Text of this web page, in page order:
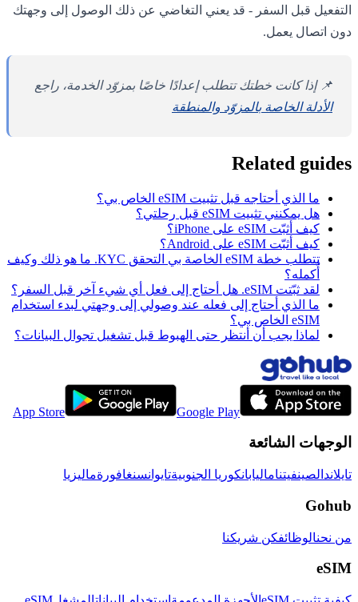
التفعيل قبل السفر - قد يعني التغاضي عن ذلك الوصول إلى وجهتك
دون اتصال يعمل.
📌 إذا كانت خطتك تتطلب إعدادًا خاصًا بمزوّد الخدمة، راجع
الأدلة الخاصة بالمزوّد والمنطقة
Related guides
ما الذي أحتاجه قبل تثبيت eSIM الخاص بي؟
هل يمكنني تثبيت eSIM قبل رحلتي؟
كيف أثبّت eSIM على iPhone؟
كيف أثبّت eSIM على Android؟
تتطلب خطة eSIM الخاصة بي التحقق KYC. ما هو ذلك وكيف
أُكمله؟
لقد ثبّتت eSIM. هل أحتاج إلى فعل أي شيء آخر قبل السفر؟
ما الذي أحتاج إلى فعله عند وصولي إلى وجهتي لبدء استخدام
eSIM الخاص بي؟
لماذا يجب أن أنتظر حتى الهبوط قبل تشغيل تجوال البيانات؟
App Store Google Play
الوجهات الشائعة
تايلاند الصينفيتناماليابانكوريا الجنوبيةتايوانسنغافورةماليزيا
Gohub
من نحنالوظائفكن شريكنا
eSIM